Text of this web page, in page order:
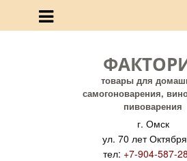
товары для
самогоноварения,
пивоварения
г. Омск
ул. 70 лет
тел: +7-904-587-